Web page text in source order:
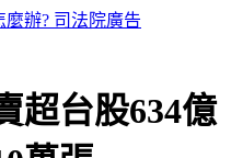
賣 雲林黑心商稱「吃了不
超台股634